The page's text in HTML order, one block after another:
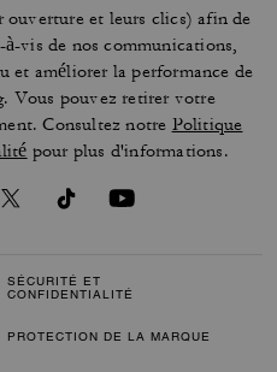
ouverture et leurs clics) afin de
vis de nos communications,
et améliorer la performance de
Vous pouvez retirer votre
Consultez notre Politique
pour plus d'informations.
SÉCURITÉ ET
CONFIDENTIALITÉ
PROTECTION DE LA MARQUE